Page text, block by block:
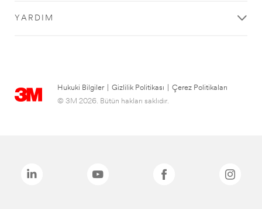
YARDIM
Hukuki Bilgiler Gizlilik Politikası
Çerez Politikaları
© 3M 2026. Bütün hakları saklıdır.